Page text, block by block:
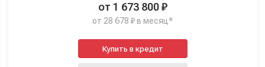
от 1 673 800 ₽
от 28 678 ₽ в месяц*
Купить в кредит